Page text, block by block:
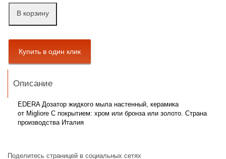
В корзину
Описание
EDERA Дозатор жидкого мыла настенный, керамика
от Migliore С покрытием: хром или бронза или золото. Страна
производства Италия
Поделитесь страницей в социальных сетях